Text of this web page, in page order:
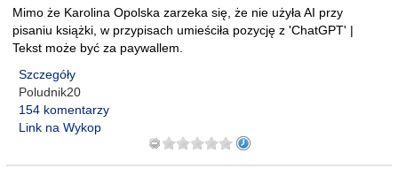
Mimo że Karolina Opolska zarzeka się, że nie użyła AI przy
pisaniu książki, w przypisach umieściła pozycję z 'ChatGPT' |
Tekst może być za paywallem.
Szczegóły
Poludnik20
154 komentarzy
Link na Wykop